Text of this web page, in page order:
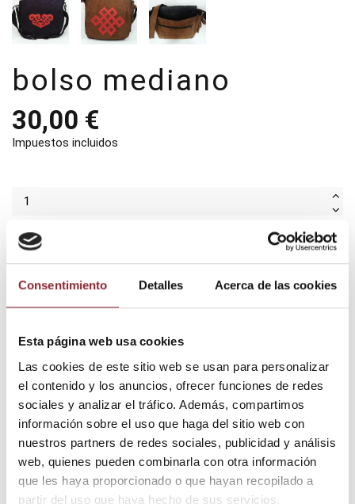
Consentimiento Detalles Acerca de las cookies
Esta página web usa cookies
Las cookies de este sitio web se usan para personalizar
el contenido y los anuncios, ofrecer funciones de redes
sociales y analizar el tráfico. Además, compartimos
información sobre el uso que haga del sitio web con
nuestros partners de redes sociales, publicidad y análisis
web, quienes pueden combinarla con otra información
que les haya proporcionado o que hayan recopilado a
partir del uso que haya hecho de sus servicios.
bolso mediano
30,00 €
Impuestos incluidos
¿Tienes dudas? Te asesoramos
Envío gratis +60€
Entrega 24/72h
DESCUBRE NUESTRA TIENDA FÍSICA